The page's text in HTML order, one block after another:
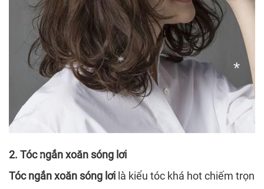
*
2. Tóc ngắn xoăn sóng lơi
Tóc ngắn xoăn sóng lơi là kiểu tóc khá hot chiếm trọn